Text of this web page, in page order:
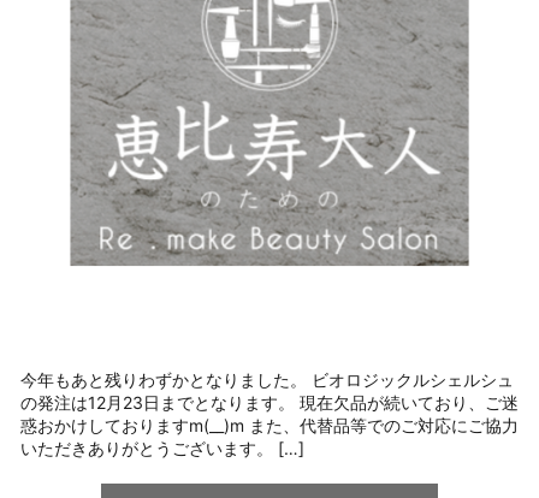
今年もあと残りわずかとなりました。 ビオロジックルシェルシュ
の発注は12月23日までとなります。 現在欠品が続いており、ご迷
惑おかけしておりますm(__)m また、代替品等でのご対応にご協力
いただきありがとうございます。 […]